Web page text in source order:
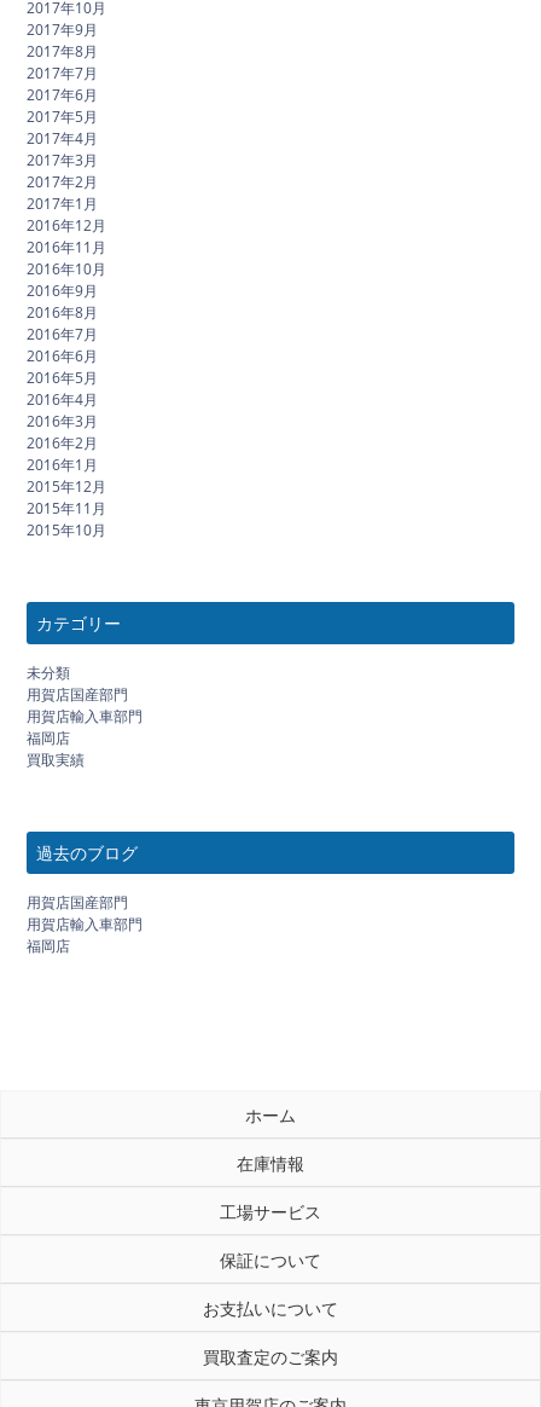
2017年10月
2017年9月
2017年8月
2017年7月
2017年6月
2017年5月
2017年4月
2017年3月
2017年2月
2017年1月
2016年12月
2016年11月
2016年10月
2016年9月
2016年8月
2016年7月
2016年6月
2016年5月
2016年4月
2016年3月
2016年2月
2016年1月
2015年12月
2015年11月
2015年10月
カテゴリー
未分類
用賀店国産部門
用賀店輸入車部門
福岡店
買取実績
過去のブログ
用賀店国産部門
用賀店輸入車部門
福岡店
ホーム
在庫情報
工場サービス
保証について
お支払いについて
買取査定のご案内